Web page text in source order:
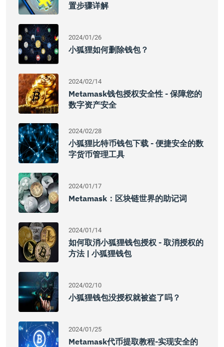
置步骤详解
2024/01/26
小狐狸如何删除钱包？
2024/02/14
Metamask钱包授权安全性 - 保障您的
数字资产安全
2024/02/28
小狐狸比特币钱包下载 - 便捷安全的数
字货币管理工具
2024/01/17
Metamask：区块链世界的助记词
2024/01/14
如何取消小狐狸钱包授权 - 取消授权的
方法 | 小狐狸钱包
2024/02/10
小狐狸钱包没授权就被盗了吗？
2024/01/25
Metamask代币提取教程-实现安全的